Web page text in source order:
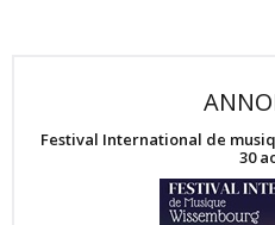
Festival International de
30